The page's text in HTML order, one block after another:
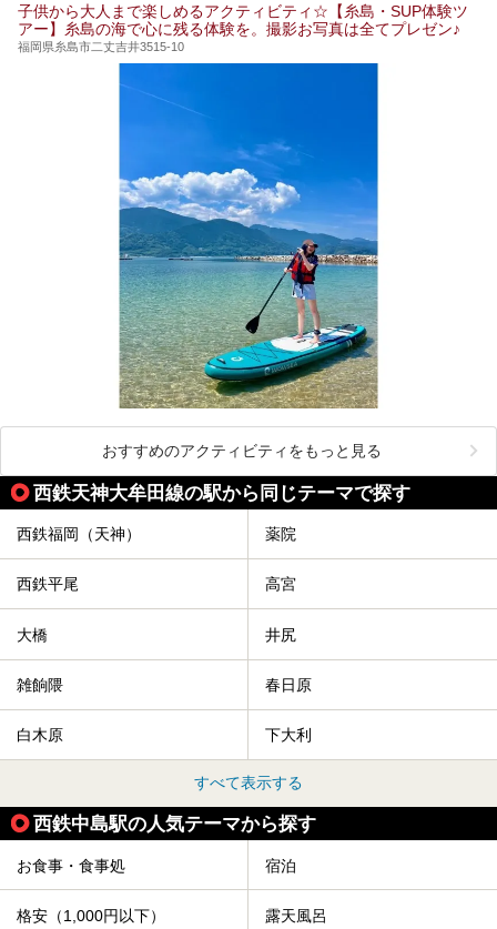
子供から大人まで楽しめるアクティビティ☆【糸島・SUP体験ツ
アー】糸島の海で心に残る体験を。撮影お写真は全てプレゼン♪
福岡県糸島市二丈吉井3515-10
おすすめのアクティビティをもっと見る
西鉄天神大牟田線の駅から同じテーマで探す
西鉄福岡（天神） 薬院
西鉄平尾 高宮
大橋 井尻
雑餉隈 春日原
白木原 下大利
すべて表示する
西鉄中島駅の人気テーマから探す
お食事・食事処 宿泊
格安（1,000円以下） 露天風呂